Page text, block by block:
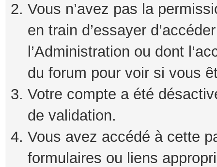
Vous n’avez pas la
en train d’essayer
l’Administration ou dont
du forum pour voir si vous
Votre compte a été
de validation.
Vous avez accédé à cette
formulaires ou liens